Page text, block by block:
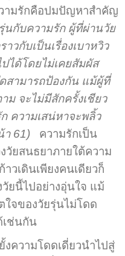
ามรักคือปมปัญหาสำคัญ
นกับความรัก ผู้ที่ผ่านวัย
วกับเป็นเรื่องเบาหวิว
ได้โดยไม่เคยสัมผัส
สามารถป้องกัน แม้ผู้ที่
ม จะไม่มีสักครั้งเชียว
ความเสน่หาจะพลิ้ว
า 61) ความรักเป็น
วัยสนธยาภายใต้ความ
วเดินเพียงคนเดียวก็
ยนี้ไปอย่างอุ่นใจ แม้
ใจของวัยรุ่นไม่โดด
เช่นกัน
ความโดดเดี่ยวนำไปสู่